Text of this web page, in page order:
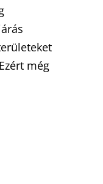
még